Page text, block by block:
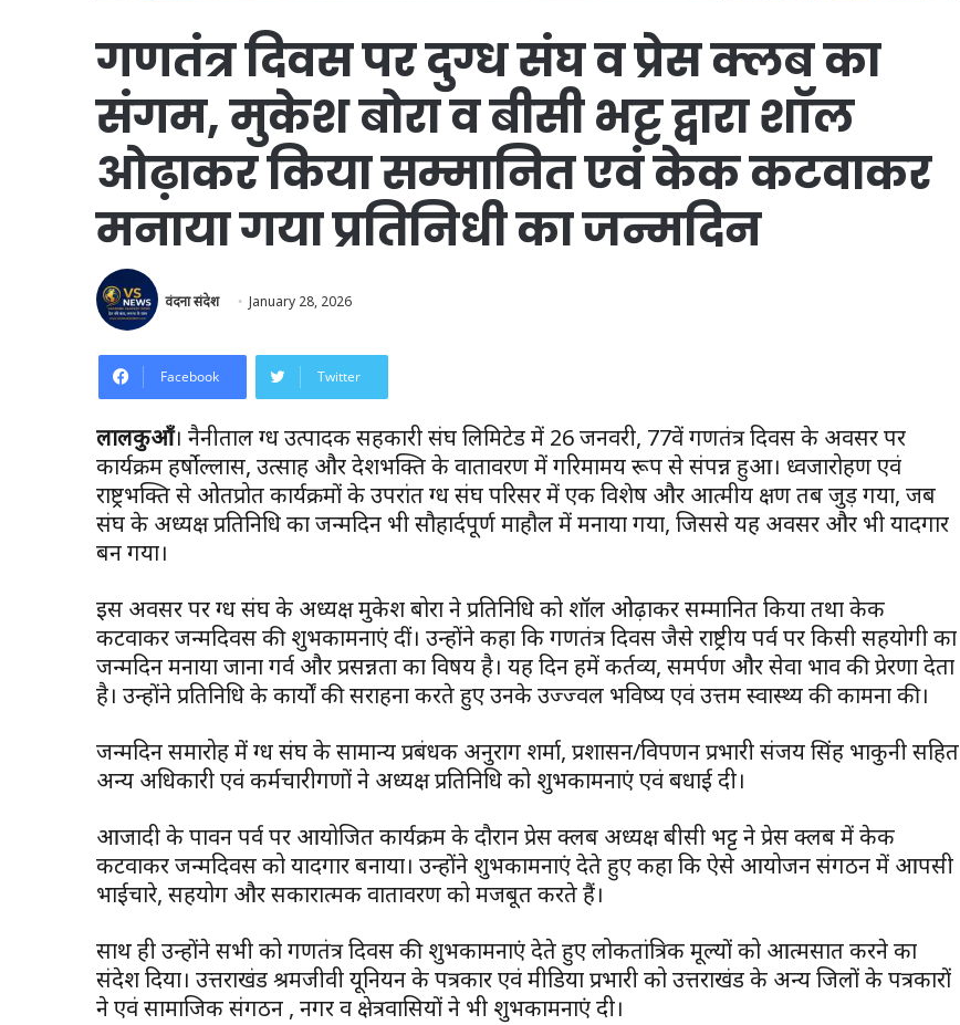
गणतंत्र दिवस पर दुग्ध संघ व प्रेस क्लब का
संगम, मुकेश बोरा व बीसी भट्ट द्वारा शॉल
ओढ़ाकर किया सम्मानित एवं केक कटवाकर
मनाया गया प्रतिनिधी का जन्मदिन
वंदना संदेश January 28, 2026
Facebook Twitter
लालकुआँ। नैनीताल दुग्ध उत्पादक सहकारी संघ लिमिटेड में 26 जनवरी, 77वें गणतंत्र दिवस के अवसर पर
कार्यक्रम हर्षोल्लास, उत्साह और देशभक्ति के वातावरण में गरिमामय रूप से संपन्न हुआ। ध्वजारोहण एवं
राष्ट्रभक्ति से ओतप्रोत कार्यक्रमों के उपरांत दुग्ध संघ परिसर में एक विशेष और आत्मीय क्षण तब जुड़ गया, जब
संघ के अध्यक्ष प्रतिनिधि का जन्मदिन भी सौहार्दपूर्ण माहौल में मनाया गया, जिससे यह अवसर और भी यादगार
बन गया।
इस अवसर पर दुग्ध संघ के अध्यक्ष मुकेश बोरा ने प्रतिनिधि को शॉल ओढ़ाकर सम्मानित किया तथा केक
कटवाकर जन्मदिवस की शुभकामनाएं दीं। उन्होंने कहा कि गणतंत्र दिवस जैसे राष्ट्रीय पर्व पर किसी सहयोगी का
जन्मदिन मनाया जाना गर्व और प्रसन्नता का विषय है। यह दिन हमें कर्तव्य, समर्पण और सेवा भाव की प्रेरणा देता
है। उन्होंने प्रतिनिधि के कार्यों की सराहना करते हुए उनके उज्ज्वल भविष्य एवं उत्तम स्वास्थ्य की कामना की।
जन्मदिन समारोह में दुग्ध संघ के सामान्य प्रबंधक अनुराग शर्मा, प्रशासन/विपणन प्रभारी संजय सिंह भाकुनी सहित
अन्य अधिकारी एवं कर्मचारीगणों ने अध्यक्ष प्रतिनिधि को शुभकामनाएं एवं बधाई दी।
आजादी के पावन पर्व पर आयोजित कार्यक्रम के दौरान प्रेस क्लब अध्यक्ष बीसी भट्ट ने प्रेस क्लब में केक
कटवाकर जन्मदिवस को यादगार बनाया। उन्होंने शुभकामनाएं देते हुए कहा कि ऐसे आयोजन संगठन में आपसी
भाईचारे, सहयोग और सकारात्मक वातावरण को मजबूत करते हैं।
साथ ही उन्होंने सभी को गणतंत्र दिवस की शुभकामनाएं देते हुए लोकतांत्रिक मूल्यों को आत्मसात करने का
संदेश दिया। उत्तराखंड श्रमजीवी यूनियन के पत्रकार एवं मीडिया प्रभारी को उत्तराखंड के अन्य जिलों के पत्रकारों
ने एवं सामाजिक संगठन , नगर व क्षेत्रवासियों ने भी शुभकामनाएं दी।